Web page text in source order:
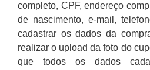
completo, CPF, endereço
de nascimento, e-mail,
cadastrar os dados da
realizar o upload da foto do
que todos os dados